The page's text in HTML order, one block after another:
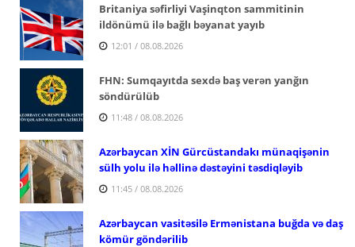
Britaniya səfirliyi Vaşinqton sammitinin
ildönümü ilə bağlı bəyanat yayıb
12:01 / 08.08.2026
FHN: Sumqayıtda sexdə baş verən yanğın
söndürülüb
11:48 / 08.08.2026
Azərbaycan XİN Gürcüstandakı münaqişənin
sülh yolu ilə həllinə dəstəyini təsdiqləyib
11:45 / 08.08.2026
Azərbaycan vasitəsilə Ermənistana buğda və daş
kömür göndərilib